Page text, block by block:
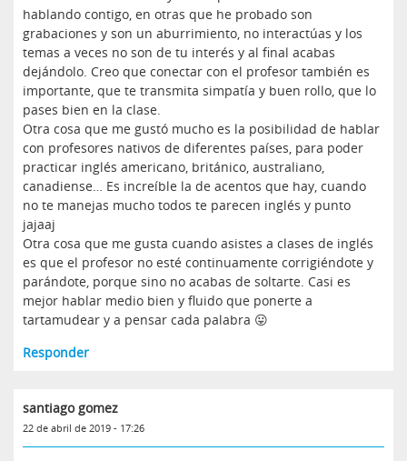
hablando contigo, en otras que he probado son
grabaciones y son un aburrimiento, no interactúas y los
temas a veces no son de tu interés y al final acabas
dejándolo. Creo que conectar con el profesor también es
importante, que te transmita simpatía y buen rollo, que lo
pases bien en la clase.
Otra cosa que me gustó mucho es la posibilidad de hablar
con profesores nativos de diferentes países, para poder
practicar inglés americano, británico, australiano,
canadiense… Es increíble la de acentos que hay, cuando
no te manejas mucho todos te parecen inglés y punto
jajaaj
Otra cosa que me gusta cuando asistes a clases de inglés
es que el profesor no esté continuamente corrigiéndote y
parándote, porque sino no acabas de soltarte. Casi es
mejor hablar medio bien y fluido que ponerte a
tartamudear y a pensar cada palabra 😛
Responder
santiago gomez
22 de abril de 2019 - 17:26